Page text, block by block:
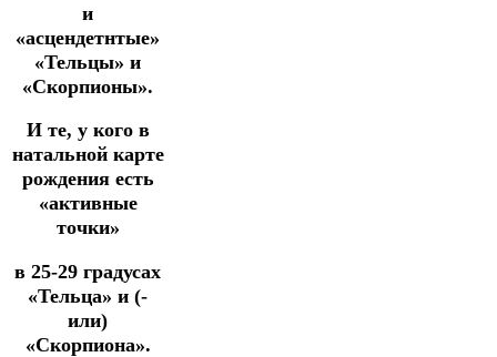
и
«асцендетнтые»
«Тельцы» и
«Скорпионы».
И те, у кого в
натальной карте
рождения есть
«активные
точки»
в 25-29 градусах
«Тельца» и (-
или)
«Скорпиона».